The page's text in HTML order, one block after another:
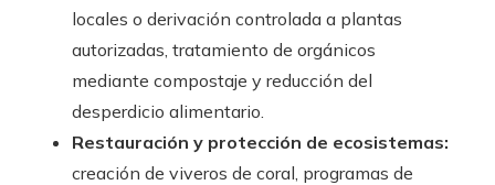
locales o derivación controlada a plantas
autorizadas, tratamiento de orgánicos
mediante compostaje y reducción del
desperdicio alimentario.
Restauración y protección de ecosistemas:
creación de viveros de coral, programas de